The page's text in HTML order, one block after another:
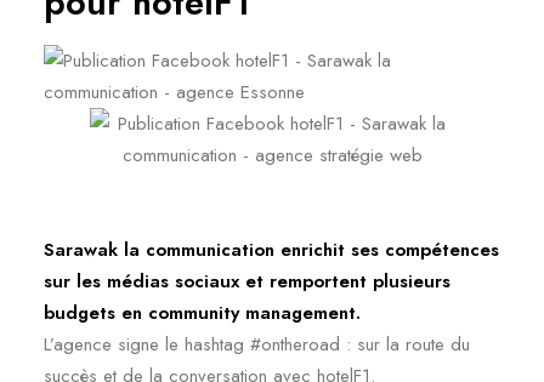
Sarawak la communication enrichit ses compétences
sur les médias sociaux et remportent plusieurs
budgets en community management.
L’agence signe le hashtag #ontheroad : sur la route du
succès et de la conversation avec hotelF1.